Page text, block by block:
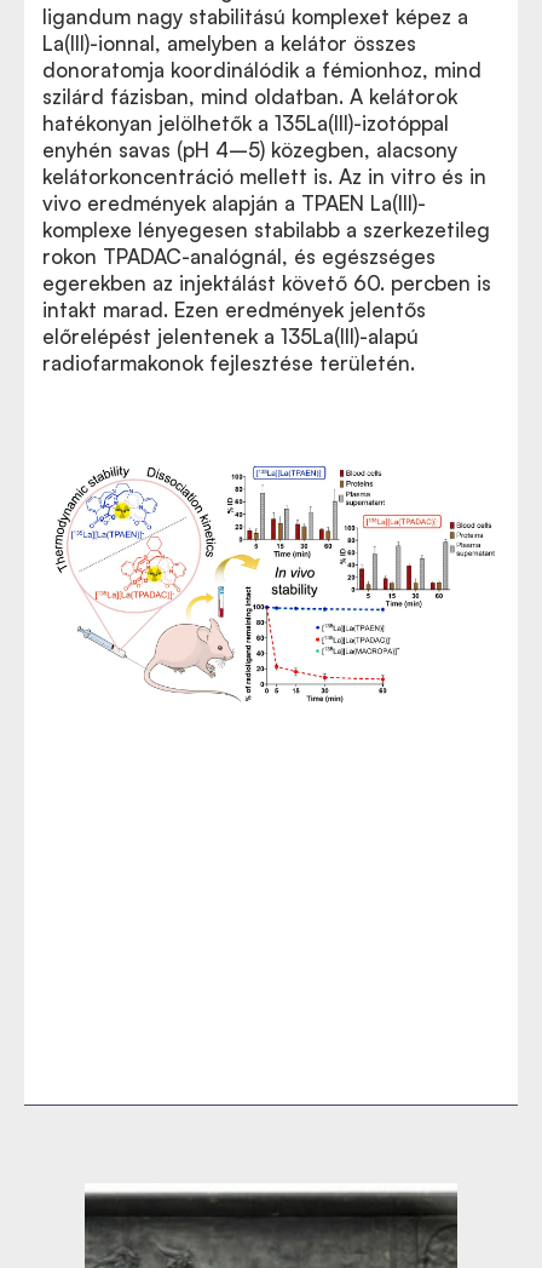
ligandum nagy stabilitású komplexet képez a
La(III)-ionnal, amelyben a kelátor összes
donoratomja koordinálódik a fémionhoz, mind
szilárd fázisban, mind oldatban. A kelátorok
hatékonyan jelölhetők a 135La(III)-izotóppal
enyhén savas (pH 4–5) közegben, alacsony
kelátorkoncentráció mellett is. Az in vitro és in
vivo eredmények alapján a TPAEN La(III)-
komplexe lényegesen stabilabb a szerkezetileg
rokon TPADAC-analógnál, és egészséges
egerekben az injektálást követő 60. percben is
intakt marad. Ezen eredmények jelentős
előrelépést jelentenek a 135La(III)-alapú
radiofarmakonok fejlesztése területén.